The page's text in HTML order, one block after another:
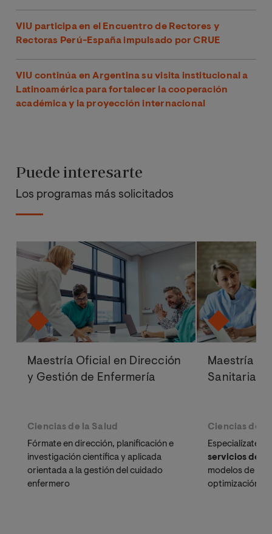
VIU participa en el Encuentro de Rectores y
Rectoras Perú-España impulsado por CRUE
VIU continúa en Argentina su visita institucional a
Latinoamérica para fortalecer la cooperación
académica y la proyección internacional
Puede interesarte
Los programas más solicitados
Maestría Oficial en Dirección
y Gestión de Enfermería
Ciencias de la Salud
Fórmate en dirección, planificación e
investigación científica y aplicada
orientada a la gestión del cuidado
enfermero
Maestría
Sanitaria y
Ciencias de
Especialízate
servicios de
modelos de
optimización